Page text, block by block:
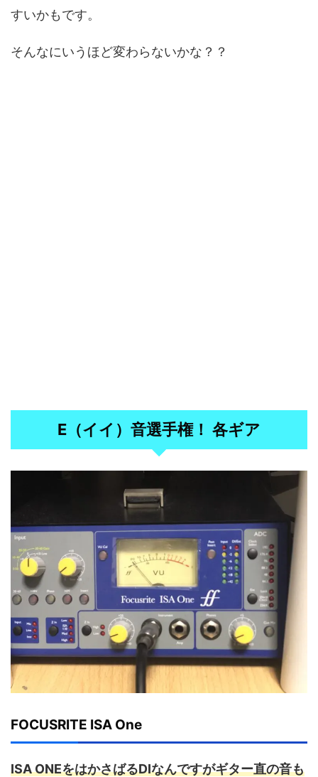
すいかもです。
そんなにいうほど変わらないかな？？
E（イイ）音選手権！ 各ギア
FOCUSRITE ISA One
ISA ONEをはかさばるDIなんですがギター直の音も